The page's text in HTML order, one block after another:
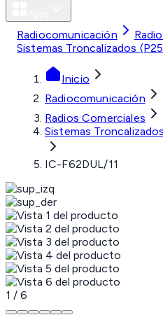
Radiocomunicación
Sistemas Troncalizados
Inicio
Radiocomunicación
Radios Comerciales
Sistemas
IC-F62DUL/11
1 / 6